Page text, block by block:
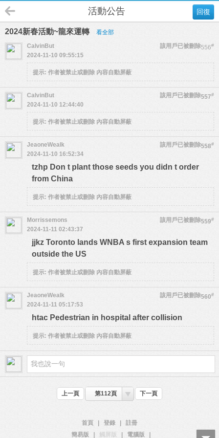
回復
活動公告
2024新春活動~龍來運轉 看全部
556#
CalvinBut
該用戶已被刪除
2024-11-10 09:55:15
提示: 作者被禁止或刪除 內容自動屏蔽
557#
CalvinBut
該用戶已被刪除
2024-11-10 12:44:40
提示: 作者被禁止或刪除 內容自動屏蔽
558#
JeaoneWealk
該用戶已被刪除
2024-11-10 16:52:34
tzhp Don t plant those seeds you didn t order
from China
提示: 作者被禁止或刪除 內容自動屏蔽
559#
Morrissemons
該用戶已被刪除
2024-11-11 02:43:37
jjkz Toronto lands WNBA s first expansion team
outside the US
提示: 作者被禁止或刪除 內容自動屏蔽
560#
JeaoneWealk
該用戶已被刪除
2024-11-11 05:17:53
htac Pedestrian in hospital after collision
提示: 作者被禁止或刪除 內容自動屏蔽
上一頁 第112頁 下一頁
首頁 登錄
註冊
簡易版
觸屏版 電腦版